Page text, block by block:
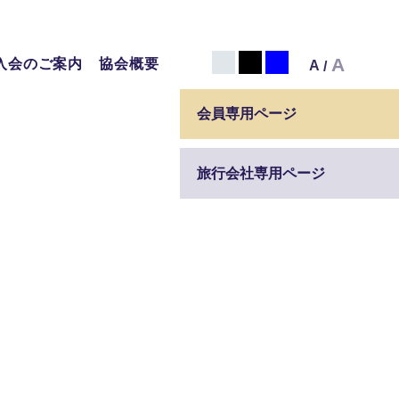
会のご案内 協会概要 A / A
会員専用ページ
旅行会社専用ページ